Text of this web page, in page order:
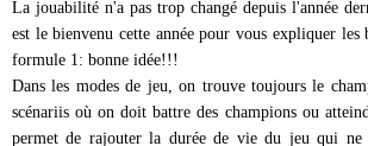
La jouabilité n'a pas trop changé depuis l'année
est le bienvenu cette année pour vous expliquer les
formule 1: bonne idée!!!
Dans les modes de jeu, on trouve toujours le
scénariis où on doit battre des champions ou
permet de rajouter la durée de vie du jeu qui ne